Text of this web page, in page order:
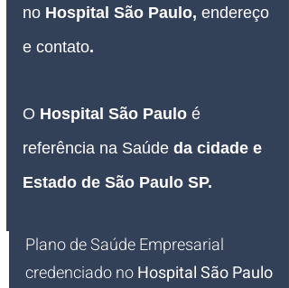
no Hospital São Paulo, endereço
e contato.
O Hospital São Paulo é
referência na Saúde da cidade e
Estado de São Paulo SP.
Plano de Saúde Empresarial
credenciado noHospital São Paulo